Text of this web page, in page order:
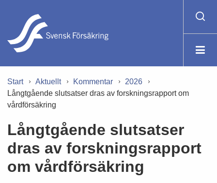
Start Aktuellt Kommentar
2026
Långtgående slutsatser dras av forskningsrapport om
vårdförsäkring
Långtgående slutsatser
dras av forskningsrapport
om vårdförsäkring